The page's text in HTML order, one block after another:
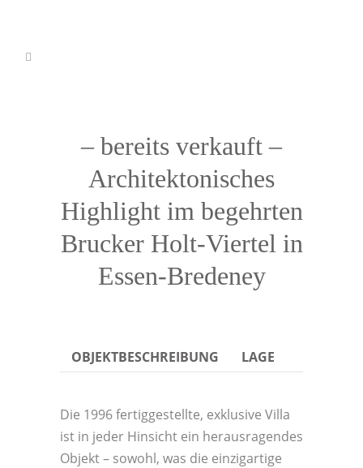
– bereits verkauft –
Architektonisches
Highlight im begehrten
Brucker Holt-Viertel in
Essen-Bredeney
OBJEKTBESCHREIBUNG LAGE
Die 1996 fertiggestellte, exklusive Villa
ist in jeder Hinsicht ein herausragendes
Objekt – sowohl, was die einzigartige